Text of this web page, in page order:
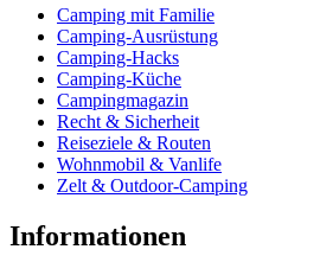
Camping mit Familie
Camping-Ausrüstung
Camping-Hacks
Camping-Küche
Campingmagazin
Recht & Sicherheit
Reiseziele & Routen
Wohnmobil & Vanlife
Zelt & Outdoor-Camping
Informationen